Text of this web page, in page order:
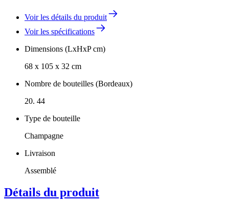
Voir les détails du produit
Voir les spécifications
Dimensions (LxHxP cm)
68 x 105 x 32 cm
Nombre de bouteilles (Bordeaux)
20. 44
Type de bouteille
Champagne
Livraison
Assemblé
Détails du produit